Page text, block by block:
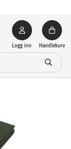
Logg inn Handlekurv